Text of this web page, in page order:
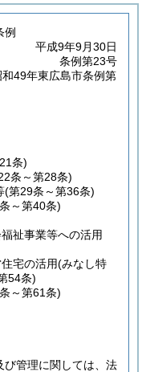
例
平成9年9月30日
条例第23号
49年東広島市条例第
条)
条～第28条)
(第29条～第36条)
～第40条)
祉事業等への活用
宅の活用(みなし特
54条)
～第61条)
び管理に関しては、法